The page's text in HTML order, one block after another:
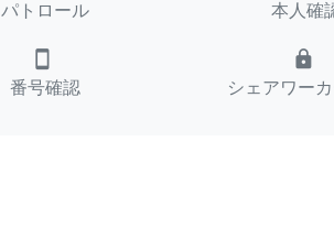
パトロール 本人確
smartphone
番号確認
lock
シェアワー